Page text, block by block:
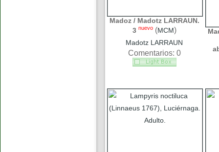
Madoz / Madotz LARRAUN.
3 nuevo (MCM)
Madotz LARRAUN
Comentarios: 0